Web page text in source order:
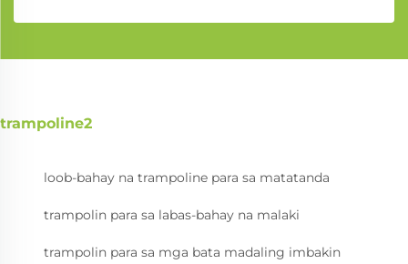
trampoline2
loob-bahay na trampoline para sa matatanda
trampolin para sa labas-bahay na malaki
trampolin para sa mga bata madaling imbakin